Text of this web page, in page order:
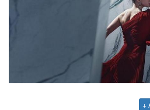
+